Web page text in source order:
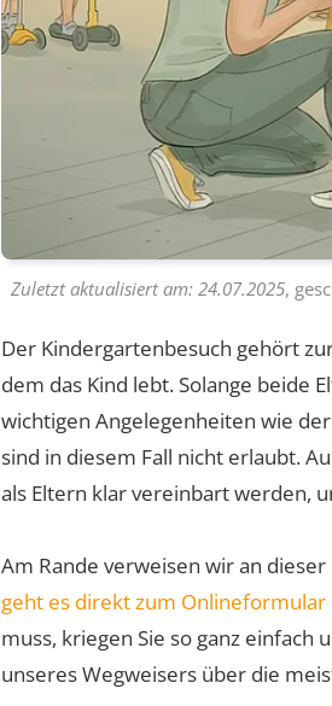
Zuletzt aktualisiert am:24.07.2025,
Der Kindergartenbesuch gehört
dem das Kind lebt. Solange beide
wichtigen Angelegenheiten wie
sind in diesem Fall nicht erlaubt.
als Eltern klar vereinbart werden,
Am Rande verweisen wir an
geht es direkt zum Onlineformular
muss, kriegen Sie so ganz
unseres Wegweisers über die